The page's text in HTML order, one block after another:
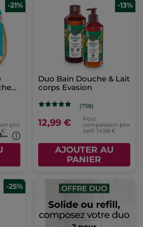
-21%
prix
€
F
lacon rechargeable à 1€*(7b)
-13%
Duo Bain Douche & Lait
corps Evasion
(758)
12,99 €
Pour
comparaison prix
tarif: 14,98 €
AJOUTER AU
PANIER
-25%